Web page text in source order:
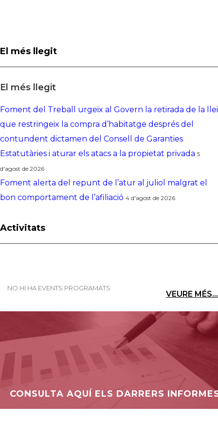
El més llegit
El més llegit
Foment del Treball urgeix al Govern la retirada de la llei
que restringeix la compra d’habitatge després del
contundent dictamen del Consell de Garanties
Estatutàries i aturar els atacs a la propietat privada 5
d'agost de 2026
Foment alerta del repunt de l’atur al juliol malgrat el
bon comportament de l’afiliació 4 d'agost de 2026
Activitats
NO HI HA EVENTS PROGRAMATS
VEURE MÉS...
CONSULTA AQUÍ ELS DARRERS